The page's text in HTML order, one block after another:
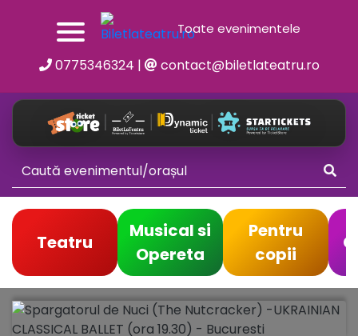
Toate evenimentele
0775346324 | contact@biletlateatru.ro
Teatru
Musical si
Opereta
Pentru
copii